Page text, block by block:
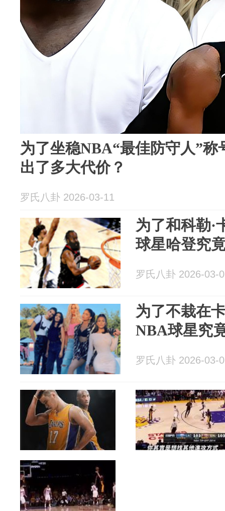
为了坐稳NBA“最佳防守人”称
出了多大代价？
罗氏八卦 2026-03-11
为了和科勒·
球星哈登究
罗氏八卦 2026-03-
为了不栽在
NBA球星究
罗氏八卦 2026-03-